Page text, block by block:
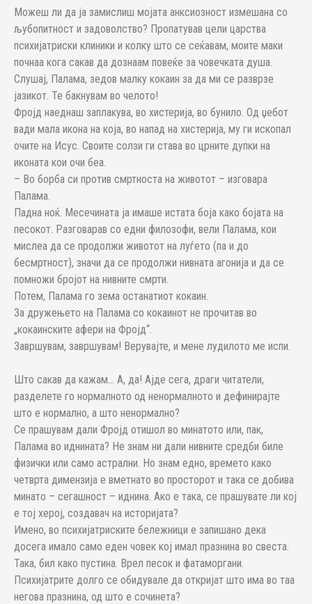
Можеш ли да ја замислиш мојата анксиозност измешана со
љубопитност и задоволство? Пропатував цели царства
психијатриски клиники и колку што се сеќавам, моите маки
почнаа кога сакав да дознаам повеќе за човечката душа.
Слушај, Палама, зедов малку кокаин за да ми се разврзе
јазикот. Те бакнувам во челото!
Фројд наеднаш заплакува, во хистерија, во бунило. Од џебот
вади мала икона на која, во напад на хистерија, му ги ископал
очите на Исус. Своите солзи ги става во црните дупки на
иконата кои очи беа.
– Во борба си против смртноста на животот – изговара
Палама.
Падна ноќ. Месечината ја имаше истата боја како бојата на
песокот. Разговарав со едни филозофи, вели Палама, кои
мислеа да се продолжи животот на луѓето (па и до
бесмртност), значи да се продолжи нивната агонија и да се
помножи бројот на нивните смрти.
Потем, Палама го зема останатиот кокаин.
За дружењето на Палама со кокаинот не прочитав во
„кокаинските афери на Фројд“.
Завршувам, завршувам! Верувајте, и мене лудилото ме испи.
Што сакав да кажам... А, да! Ајде сега, драги читатели,
разделете го нормалното од ненормалното и дефинирајте
што е нормално, а што ненормално?
Се прашувам дали Фројд отишол во минатото или, пак,
Палама во иднината? Не знам ни дали нивните средби биле
физички или само астрални. Но знам едно, времето како
четврта димензија е вметнато во просторот и така се добива
минато – сегашност – иднина. Ако е така, се прашувате ли кој
е тој херој, создавач на историјата?
Имено, во психијатриските бележници е запишано дека
досега имало само еден човек кој имал празнина во свеста.
Така, бил како пустина. Врел песок и фатаморгани.
Психијатрите долго се обидувале да откријат што има во таа
негова празнина, од што е сочинета?